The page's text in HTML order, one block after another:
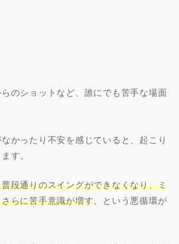
のショットなど、誰にでも苦手な場面
かったり不安を感じていると、起こり
す。
段通りのスイングができなくなり、ミ
らに苦手意識が増す 、という悪循環が